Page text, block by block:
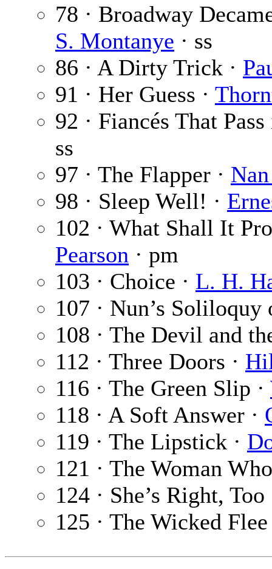
78 · Broadway
S. Montanye · ss
86 · A Dirty Trick ·
91 · Her Guess ·
92 · Fiancés That
ss
97 · The Flapper ·
98 · Sleep Well! ·
102 · What Shall It
Pearson · pm
103 · Choice · L. H.
107 · Nun’s
108 · The Devil and
112 · Three Doors ·
116 · The Green Slip ·
118 · A Soft Answer ·
119 · The Lipstick ·
121 · The Woman
124 · She’s Right,
125 · The Wicked